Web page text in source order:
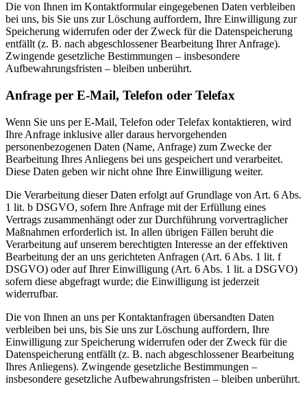
Die von Ihnen im Kontaktformular eingegebenen Daten verbleiben
bei uns, bis Sie uns zur Löschung auffordern, Ihre Einwilligung zur
Speicherung widerrufen oder der Zweck für die Datenspeicherung
entfällt (z. B. nach abgeschlossener Bearbeitung Ihrer Anfrage).
Zwingende gesetzliche Bestimmungen – insbesondere
Aufbewahrungsfristen – bleiben unberührt.
Anfrage per E-Mail, Telefon oder Telefax
Wenn Sie uns per E-Mail, Telefon oder Telefax kontaktieren, wird
Ihre Anfrage inklusive aller daraus hervorgehenden
personenbezogenen Daten (Name, Anfrage) zum Zwecke der
Bearbeitung Ihres Anliegens bei uns gespeichert und verarbeitet.
Diese Daten geben wir nicht ohne Ihre Einwilligung weiter.
Die Verarbeitung dieser Daten erfolgt auf Grundlage von Art. 6 Abs.
1 lit. b DSGVO, sofern Ihre Anfrage mit der Erfüllung eines
Vertrags zusammenhängt oder zur Durchführung vorvertraglicher
Maßnahmen erforderlich ist. In allen übrigen Fällen beruht die
Verarbeitung auf unserem berechtigten Interesse an der effektiven
Bearbeitung der an uns gerichteten Anfragen (Art. 6 Abs. 1 lit. f
DSGVO) oder auf Ihrer Einwilligung (Art. 6 Abs. 1 lit. a DSGVO)
sofern diese abgefragt wurde; die Einwilligung ist jederzeit
widerrufbar.
Die von Ihnen an uns per Kontaktanfragen übersandten Daten
verbleiben bei uns, bis Sie uns zur Löschung auffordern, Ihre
Einwilligung zur Speicherung widerrufen oder der Zweck für die
Datenspeicherung entfällt (z. B. nach abgeschlossener Bearbeitung
Ihres Anliegens). Zwingende gesetzliche Bestimmungen –
insbesondere gesetzliche Aufbewahrungsfristen – bleiben unberührt.